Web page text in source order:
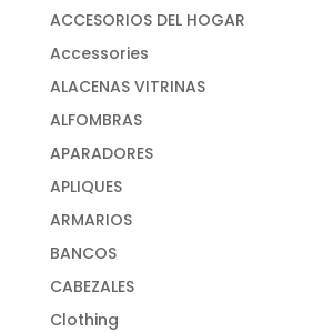
ACCESORIOS DEL HOGAR
Accessories
ALACENAS VITRINAS
ALFOMBRAS
APARADORES
APLIQUES
ARMARIOS
BANCOS
CABEZALES
Clothing